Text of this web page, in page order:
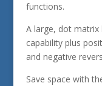
functions.
A large, dot matrix
capability plus
and negative
Save space with